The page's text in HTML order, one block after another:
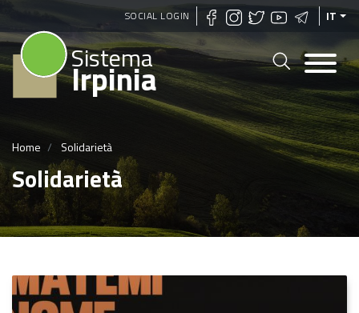
Salta
al
contenuto
principale
SOCIAL LOGIN IT
Sistema
Irpinia
Home Solidarietà
Solidarietà